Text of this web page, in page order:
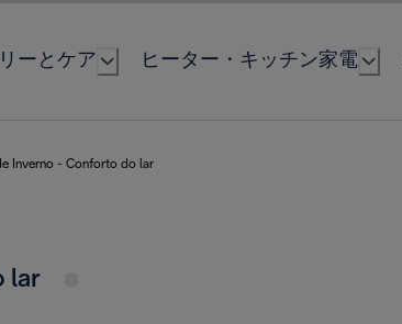
ーとケア ヒーター・キッチン家電
Inverno - Conforto do lar
lar